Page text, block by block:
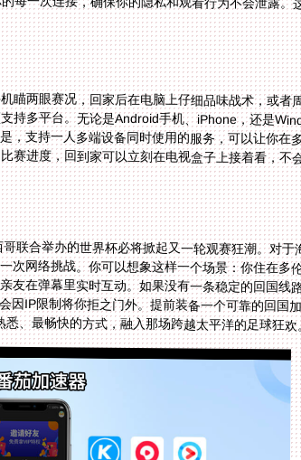
瞄两眼赛况，回家后在电脑上仔细品味战术，或者
持多平台。无论是Android手机、iPhone，还是
，支持一人多端设备同时使用的服务，可以让你在
赛进度，回到家可以立刻在电视盒子上接着看，不
联合举办的世界杯必将掀起又一轮观赛狂潮。对于
次网络挑战。你可以想象这样一个场景：你住在多
友在弹幕里实时互动。如果没有一条稳定的回国线
因IP限制将你拒之门外。提前装备一个可靠的回国
、最畅快的方式，融入那场跨越太平洋的足球狂